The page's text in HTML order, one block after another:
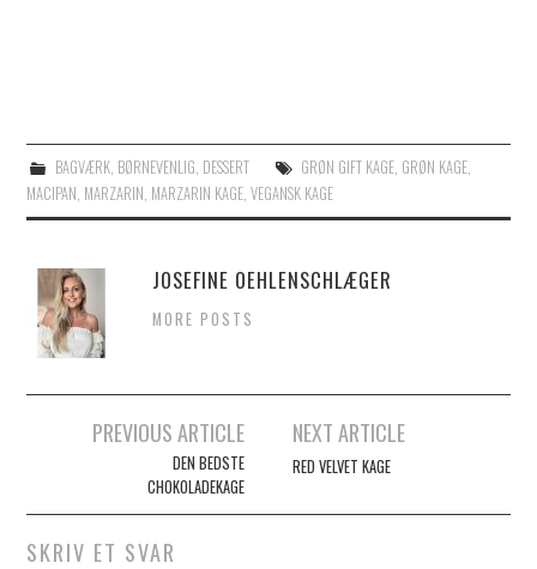
BAGVÆRK, BØRNEVENLIG, DESSERT GRØN GIFT KAGE, GRØN KAGE,
MACIPAN, MARZARIN, MARZARIN KAGE,VEGANSK KAGE
JOSEFINE OEHLENSCHLÆGER
MORE POSTS
PREVIOUS ARTICLE
DEN BEDSTE
CHOKOLADEKAGE
NEXT ARTICLE
RED VELVET KAGE
SKRIV ET SVAR